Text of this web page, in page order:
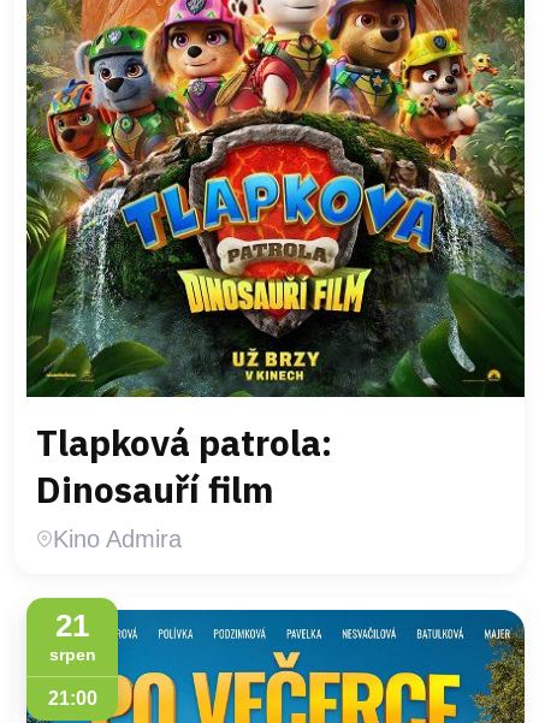
Tlapková patrola:
Dinosauří film
Kino Admira
21
srpen
21:00